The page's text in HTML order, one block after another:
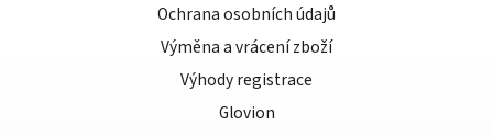
Ochrana osobních údajů
Výměna a vrácení zboží
Výhody registrace
Glovion